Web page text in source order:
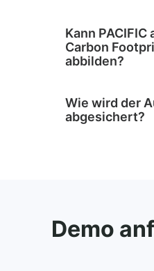
Kann
Carbon
abbilden?
Wie wird der
abgesichert?
Demo